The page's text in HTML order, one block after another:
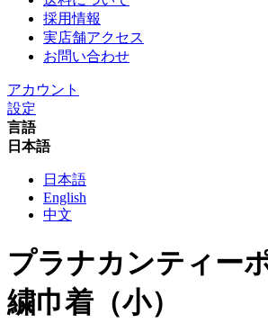
採用情報
実店舗アクセス
お問い合わせ
アカウント
設定
言語
日本語
日本語
English
中文
プラナカンティー
繍巾着（小）